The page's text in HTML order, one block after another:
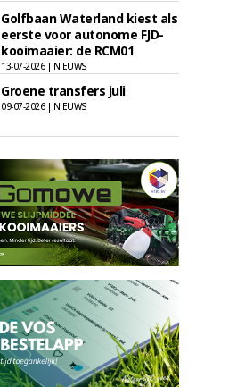
Golfbaan Waterland kiest als
eerste voor autonome FJD-
kooimaaier: de RCM01
13-07-2026 | NIEUWS
Groene transfers juli
09-07-2026 | NIEUWS